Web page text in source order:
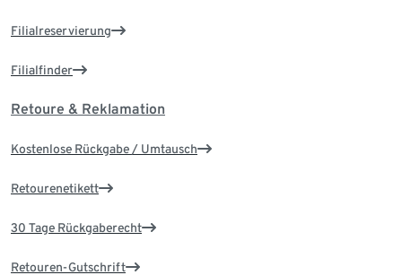
Filialreservierung
Filialfinder
Retoure & Reklamation
Kostenlose Rückgabe / Umtausch
Retourenetikett
30 Tage Rückgaberecht
Retouren-Gutschrift